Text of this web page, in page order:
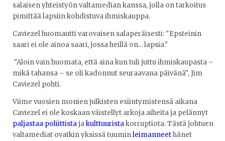
salaisen yhteistyön valtamedian kanssa, jolla on tarkoitus
pimittää lapsiin kohdistuva ihmiskauppa.
Caviezel huomautti varovaisen salaperäisesti: "Epsteinin
saari ei ole ainoa saari, jossa heillä on... lapsia."
"Aloin vain huomata, että aina kun tuli juttu ihmiskaupasta –
mikä tahansa – se oli kadonnut seuraavana päivänä", Jim
Caviezel pohti.
Viime vuosien monien julkisten esiintymistensä aikana
Caviezel ei ole koskaan väistellyt arkoja aiheita ja pelännyt
paljastaa poliittistajakulttuuristakorruptiota. Tästä johtuen
valtamediat ovatkin yksissä tuuminleimanneethänet